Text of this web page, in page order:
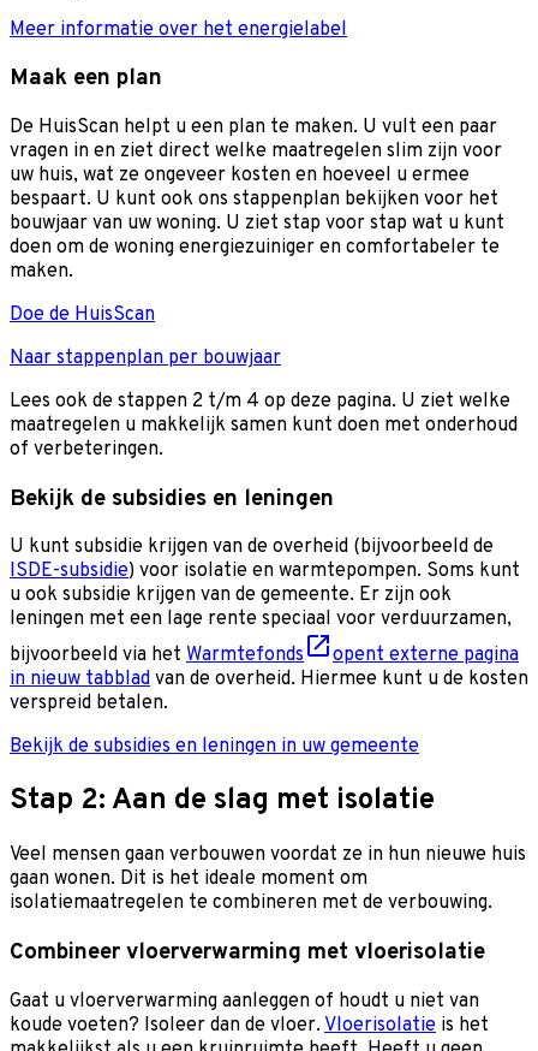
Meer informatie over het energielabel
Maak een plan
De HuisScan helpt u een plan te maken. U vult een paar
vragen in en ziet direct welke maatregelen slim zijn voor
uw huis, wat ze ongeveer kosten en hoeveel u ermee
bespaart. U kunt ook ons stappenplan bekijken voor het
bouwjaar van uw woning. U ziet stap voor stap wat u kunt
doen om de woning energiezuiniger en comfortabeler te
maken.
Doe de HuisScan
Naar stappenplan per bouwjaar
Lees ook de stappen 2 t/m 4 op deze pagina. U ziet welke
maatregelen u makkelijk samen kunt doen met onderhoud
of verbeteringen.
Bekijk de subsidies en leningen
U kunt subsidie krijgen van de overheid (bijvoorbeeld de
ISDE-subsidie) voor isolatie en warmtepompen. Soms kunt
u ook subsidie krijgen van de gemeente. Er zijn ook
leningen met een lage rente speciaal voor verduurzamen,
bijvoorbeeld via het Warmtefonds
opent externe pagina
in nieuw tabblad van de overheid. Hiermee kunt u de kosten
verspreid betalen.
Bekijk de subsidies en leningen in uw gemeente
Stap 2: Aan de slag met isolatie
Veel mensen gaan verbouwen voordat ze in hun nieuwe huis
gaan wonen. Dit is het ideale moment om
isolatiemaatregelen te combineren met de verbouwing.
Combineer vloerverwarming met vloerisolatie
Gaat u vloerverwarming aanleggen of houdt u niet van
koude voeten? Isoleer dan de vloer. Vloerisolatie is het